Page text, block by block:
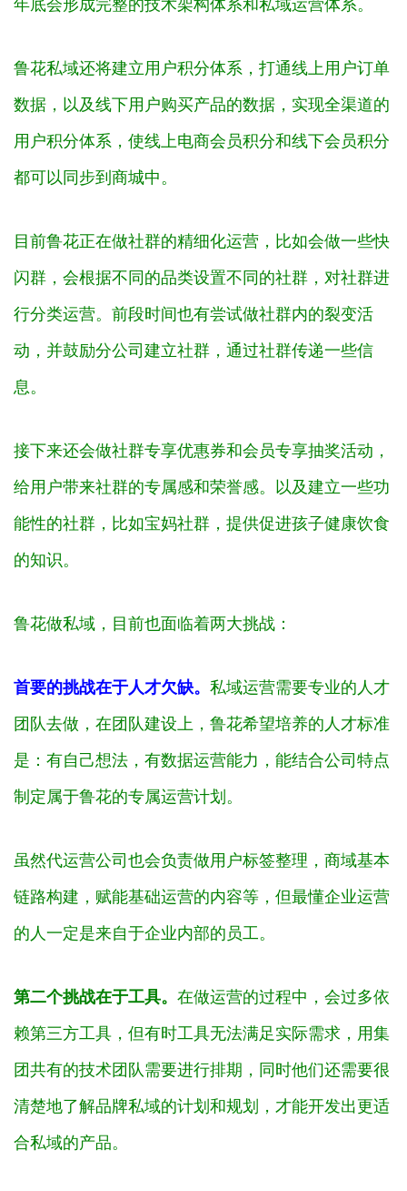
年底会形成完整的技术架构体系和私域运营体系。
鲁花私域还将建立用户积分体系，打通线上用户订单
数据，以及线下用户购买产品的数据，实现全渠道的
用户积分体系，使线上电商会员积分和线下会员积分
都可以同步到商城中。
目前鲁花正在做社群的精细化运营，比如会做一些快
闪群，会根据不同的品类设置不同的社群，对社群进
行分类运营。 前段时间也有尝试做社群内的裂变活
动，并鼓励分公司建立社群，通过社群传递一些信
息。
接下来还会做社群专享优惠券和会员专享抽奖活动，
给用户带来社群的专属感和荣誉感。以及建立一些功
能性的社群，比如宝妈社群，提供促进孩子健康饮食
的知识。
鲁花做私域，目前也面临着两大挑战：
首要的挑战在于人才欠缺。 私域运营需要专业的人才
团队去做，在团队建设上，鲁花希望培养的人才标准
是：有自己想法，有数据运营能力，能结合公司特点
制定属于鲁花的专属运营计划。
虽然代运营公司也会负责做用户标签整理，商域基本
链路构建，赋能基础运营的内容等，但最懂企业运营
的人一定是来自于企业内部的员工。
第二个挑战在于工具。 在做运营的过程中，会过多依
赖第三方工具，但有时工具无法满足实际需求，用集
团共有的技术团队需要进行排期，同时他们还需要很
清楚地了解品牌私域的计划和规划，才能开发出更适
合私域的产品。